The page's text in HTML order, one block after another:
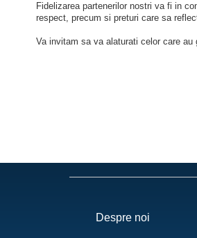
Fidelizarea partenerilor nostri va fi in
respect, precum si preturi care sa
Va invitam sa va alaturati celor care
Despre noi